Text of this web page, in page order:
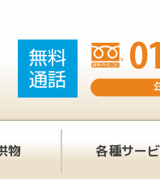
物 各種サー